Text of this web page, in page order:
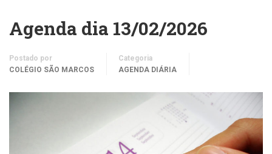
Agenda dia 13/02/2026
Postado por
COLÉGIO SÃO MARCOS
Categoria
AGENDA DIÁRIA